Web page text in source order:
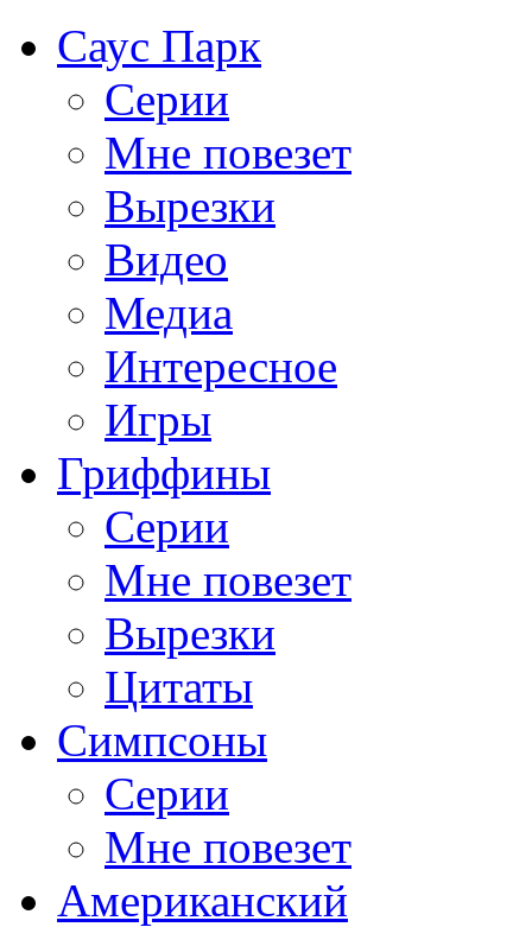
Саус Парк
Серии
Мне повезет
Вырезки
Видео
Медиа
Интересное
Игры
Гриффины
Серии
Мне повезет
Вырезки
Цитаты
Симпсоны
Серии
Мне повезет
Американский